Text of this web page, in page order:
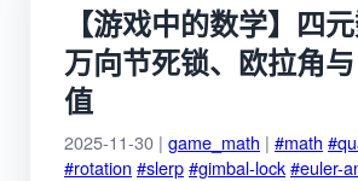
【游戏中的数学】四元
万向节死锁、欧拉角
值
2025-11-30 | game_math | #math
#rotation #slerp#gimbal-lock#euler-